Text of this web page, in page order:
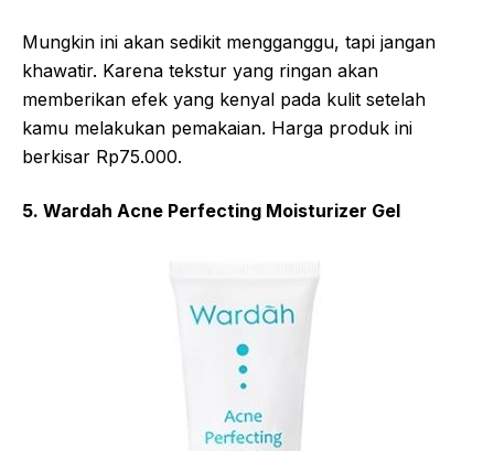
Mungkin ini akan sedikit mengganggu, tapi jangan
khawatir. Karena tekstur yang ringan akan
memberikan efek yang kenyal pada kulit setelah
kamu melakukan pemakaian. Harga produk ini
berkisar Rp75.000.
5. Wardah Acne Perfecting Moisturizer Gel